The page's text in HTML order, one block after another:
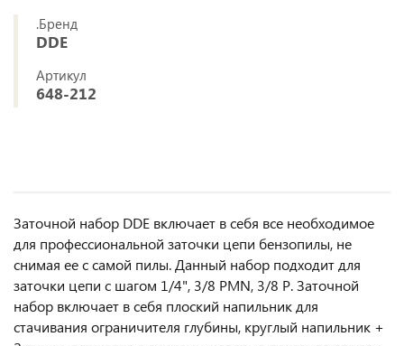
.Бренд
DDE
Артикул
648-212
Заточной набор DDE включает в себя все необходимое
для профессиональной заточки цепи бензопилы, не
снимая ее с самой пилы. Данный набор подходит для
заточки цепи с шагом 1/4", 3/8 PMN, 3/8 P. Заточной
набор включает в себя плоский напильник для
стачивания ограничителя глубины, круглый напильник +